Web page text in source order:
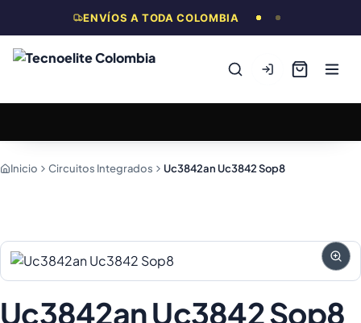
ENVÍOS A TODA COLOMBIA
Inicio Circuitos Integrados Uc3842an Uc3842 Sop8
Uc3842an Uc3842 Sop8